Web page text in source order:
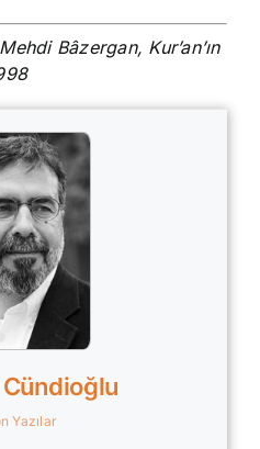
Bâzergan, Kur’an’ın
Yazılar